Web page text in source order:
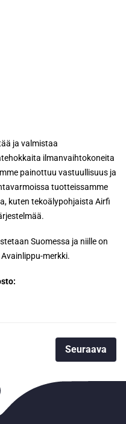
ja valmistaa
ilmanvaihtokoneita
painottuu vastuullisuus ja
tuotteissamme
kuten tekoälypohjaista Airfi
Suomessa ja niille on
merkki.
Seuraava